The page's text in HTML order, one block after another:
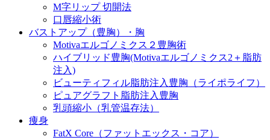
M字リップ 切開法
口唇縮小術
バストアップ（豊胸）・胸
Motivaエルゴノミクス２豊胸術
ハイブリッド豊胸(Motivaエルゴノミクス2＋脂肪
注入)
ビューティフィル脂肪注入豊胸（ライポライフ）
ピュアグラフト脂肪注入豊胸
乳頭縮小（乳管温存法）
痩身
FatX Core（ファットエックス・コア）